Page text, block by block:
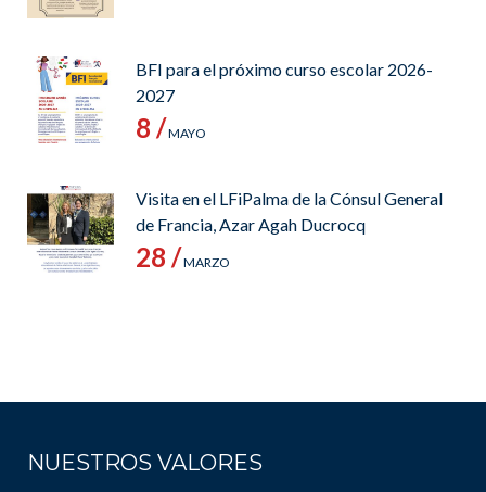
BFI para el próximo curso escolar 2026-
2027
8 /MAYO
Visita en el LFiPalma de la Cónsul General
de Francia, Azar Agah Ducrocq
28 /MARZO
NUESTROS VALORES